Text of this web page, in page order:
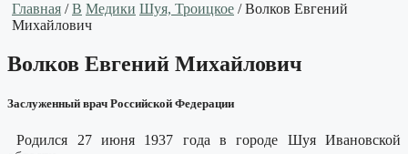
Главная /В Медики Шуя, Троицкое / Волков Евгений
Михайлович
Волков Евгений Михайлович
Заслуженный врач Российской Федерации
Родился 27 июня 1937 года в городе Шуя Ивановской